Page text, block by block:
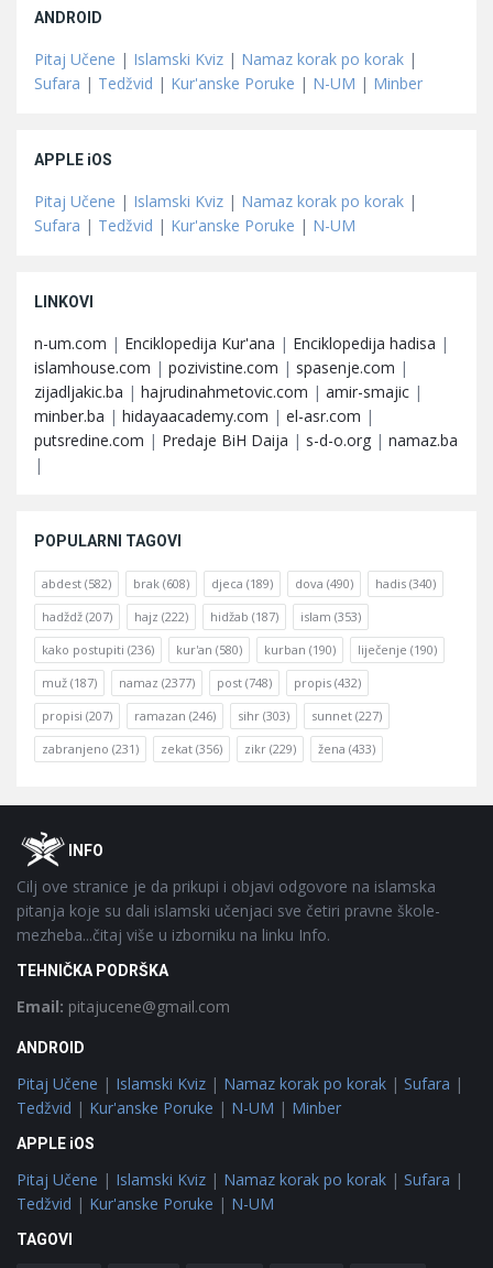
ANDROID
Pitaj Učene | Islamski Kviz | Namaz korak po korak |
Sufara | Tedžvid | Kur'anske Poruke | N-UM | Minber
APPLE iOS
Pitaj Učene | Islamski Kviz | Namaz korak po korak |
Sufara | Tedžvid | Kur'anske Poruke | N-UM
LINKOVI
n-um.com | Enciklopedija Kur'ana | Enciklopedija hadisa |
islamhouse.com | pozivistine.com | spasenje.com |
zijadljakic.ba | hajrudinahmetovic.com | amir-smajic |
minber.ba | hidayaacademy.com | el-asr.com |
putsredine.com | Predaje BiH Daija | s-d-o.org | namaz.ba
|
POPULARNI TAGOVI
abdest (582) brak (608) djeca (189) dova (490) hadis (340)
hadždž (207) hajz (222) hidžab (187) islam (353)
kako postupiti (236) kur'an (580) kurban (190) liječenje (190)
muž (187) namaz (2377) post (748) propis (432)
propisi (207) ramazan (246) sihr (303) sunnet (227)
zabranjeno (231) zekat (356) zikr (229) žena (433)
FooterOINFO
Cilj ove stranice je da prikupi i objavi odgovore na islamska
pitanja koje su dali islamski učenjaci sve četiri pravne škole-
mezheba...čitaj više u izborniku na linku Info.
TEHNIČKA PODRŠKA
Email: pitajucene@gmail.com
ANDROID
Pitaj Učene | Islamski Kviz | Namaz korak po korak | Sufara |
Tedžvid | Kur'anske Poruke | N-UM | Minber
APPLE iOS
Pitaj Učene | Islamski Kviz | Namaz korak po korak | Sufara |
Tedžvid | Kur'anske Poruke | N-UM
TAGOVI